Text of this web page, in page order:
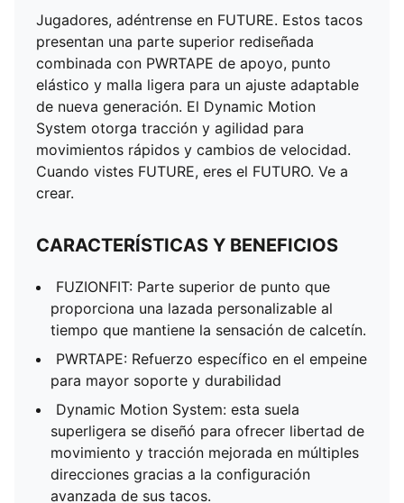
mayor soporte y durabilidad
Dynamic Motion System: esta suela superligera se
diseñó para ofrecer libertad de movimiento y tracción
mejorada en múltiples direcciones gracias a la
configuración avanzada de sus tacos.
DETALLES
Parte superior FUZIONFIT con PWRTAPE: para mayor
libertad de movimiento y un ajuste ceñido y de
sujeción.
Detalles en relieve en las zonas de contacto clave
El acolchado del talón mantiene el talón sujeto y
Suela exterior Dynamic Motion System
Ajuste de mujer: Estos tacos de fútbol están hechos
para las jugadoras femeninas, con medidas como el
volumen y la altura del empeine diseñadas para el pie
femenino
Ajuste regular a amplio
FG/AG: Ideales para usar en superficies firmes
naturales y césped sintético (4G)
Jugadores, adéntrense en FUTURE. Estos tacos
presentan una parte superior rediseñada
combinada con PWRTAPE de apoyo, punto
elástico y malla ligera para un ajuste adaptable
de nueva generación. El Dynamic Motion
System otorga tracción y agilidad para
movimientos rápidos y cambios de velocidad.
Cuando vistes FUTURE, eres el FUTURO. Ve a
crear.
CARACTERÍSTICAS Y BENEFICIOS
FUZIONFIT: Parte superior de punto que
proporciona una lazada personalizable al
tiempo que mantiene la sensación de calcetín.
PWRTAPE: Refuerzo específico en el empeine
para mayor soporte y durabilidad
Dynamic Motion System: esta suela
superligera se diseñó para ofrecer libertad de
movimiento y tracción mejorada en múltiples
direcciones gracias a la configuración
avanzada de sus tacos.